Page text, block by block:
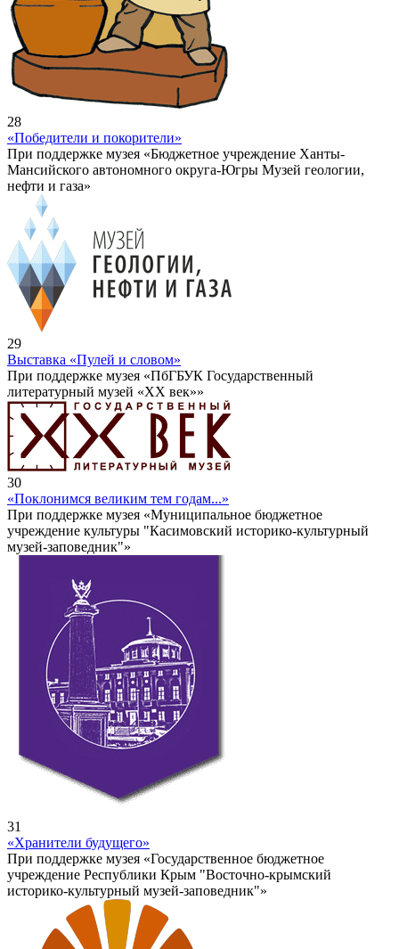
28
«Победители и покорители»
При поддержке музея «Бюджетное учреждение Ханты-
Мансийского автономного округа-Югры Музей геологии,
нефти и газа»
29
Выставка «Пулей и словом»
При поддержке музея «ПбГБУК Государственный
литературный музей «ХХ век»»
30
«Поклонимся великим тем годам...»
При поддержке музея «Муниципальное бюджетное
учреждение культуры "Касимовский историко-культурный
музей-заповедник"»
31
«Хранители будущего»
При поддержке музея «Государственное бюджетное
учреждение Республики Крым "Восточно-крымский
историко-культурный музей-заповедник"»